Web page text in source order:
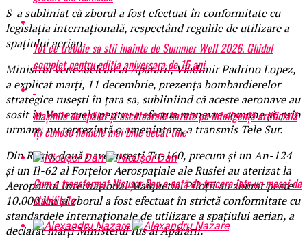
S-a subliniat că zborul a fost efectuat în conformitate cu
legislația internațională, respectând regulile de utilizare a
spațiului aerian.
Ministrul venezuelean al Apărării, Vladimir Padrino Lopez,
a explicat marți, 11 decembrie, prezența bombardierelor
strategice rusești în țara sa, subliniind că aceste aeronave au
sosit în Venezuela pentru a efectua manevre comune și, prin
urmare, nu reprezintă o amenințare, a transmis Tele Sur.
Din Rusia, două nave ruseşti Tu-160, precum și un An-124
și un Il-62 al Forțelor Aerospațiale ale Rusiei au aterizat la
Aeroportul Internațional Maiquetia. Piloții au zburat peste
10.000 km și zborul a fost efectuat în strictă conformitate cu
standardele internaționale de utilizare a spațiului aerian, a
declarat marți Ministerul rus al Apărării.
Tot ce trebuie sa stii inainte de Summer Well 2026. Ghidul
complet pentru editia aniversara de 15 ani
Mașinile de spălat și uscătoarele bazate pe inteligență artificială
îți cunosc hainele mai bine decât tine
Cum a transformat Nicușor Dan o notă de trecere într-un mesaj de
stabilitate